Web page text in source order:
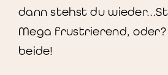
dann stehst du
Mega frustrierend, oder?
beide!